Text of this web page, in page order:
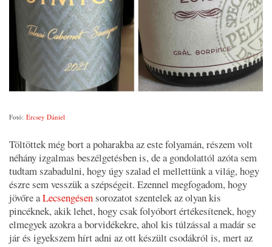
Fotó: Ercsey Dániel
Töltöttek még bort a poharakba az este folyamán, részem volt
néhány izgalmas beszélgetésben is, de a gondolattól azóta sem
tudtam szabadulni, hogy úgy szalad el mellettünk a világ, hogy
észre sem vesszük a szépségeit. Ezennel megfogadom, hogy
jövőre aLecsengésensorozatot szentelek az olyan kis
pincéknek, akik lehet, hogy csak folyóbort értékesítenek, hogy
elmegyek azokra a borvidékekre, ahol kis túlzással a madár se
jár és igyekszem hírt adni az ott készült csodákról is, mert az